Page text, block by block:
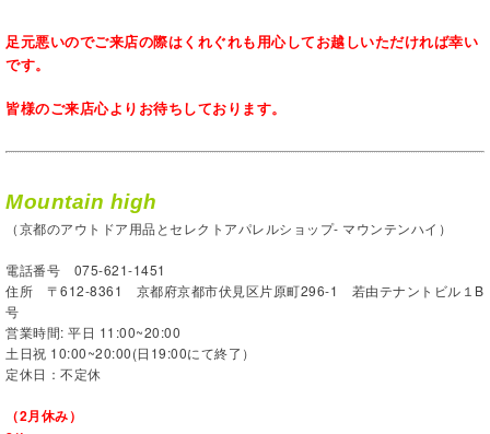
足元悪いのでご来店の際はくれぐれも用心してお越しいただければ幸い
です。
皆様のご来店心よりお待ちしております。
Mountain high
（京都のアウトドア用品とセレクトアパレルショップ- マウンテンハイ）
電話番号 075-621-1451
住所 〒612-8361 京都府京都市伏見区片原町296-1 若由テナントビル１B
号
営業時間: 平日 11:00~20:00
土日祝 10:00~20:00(日19:00にて終了）
定休日：不定休
（2月休み）